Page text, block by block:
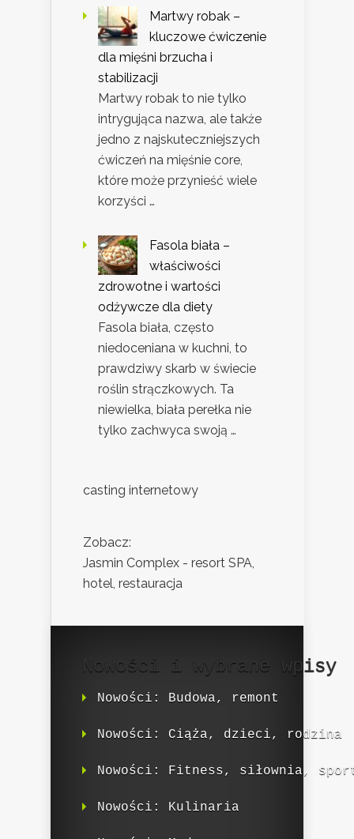
Martwy robak –
kluczowe ćwiczenie
dla mięśni brzucha i
stabilizacji
Martwy robak to nie tylko
intrygująca nazwa, ale także
jedno z najskuteczniejszych
ćwiczeń na mięśnie core,
które może przynieść wiele
korzyści …
Fasola biała –
właściwości
zdrowotne i wartości
odżywcze dla diety
Fasola biała, często
niedoceniana w kuchni, to
prawdziwy skarb w świecie
roślin strączkowych. Ta
niewielka, biała perełka nie
tylko zachwyca swoją …
casting internetowy
Zobacz:
Jasmin Complex - resort SPA,
hotel, restauracja
Nowości i wybrane wpisy
Nowości: Budowa, remont
Nowości: Ciąża, dzieci, rodzina
Nowości: Fitness, siłownia,
Nowości: Kulinaria